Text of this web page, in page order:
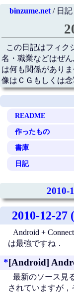
binzume.net/ 日記
この日記はフィク
名・職業などはぜ
は何も関係があり
像はＣＧもしくは
README
作ったもの
書庫
日記
2010-
2010-12-27
Android +
は最強ですね．
*[Android]
最新のソース見
されていますが，